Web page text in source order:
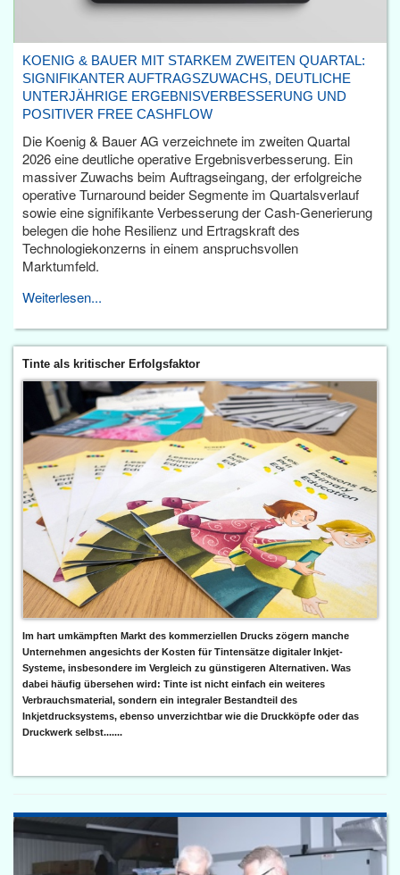
KOENIG & BAUER MIT STARKEM ZWEITEN QUARTAL:
SIGNIFIKANTER AUFTRAGSZUWACHS, DEUTLICHE
UNTERJÄHRIGE ERGEBNISVERBESSERUNG UND
POSITIVER FREE CASHFLOW
Die Koenig & Bauer AG verzeichnete im zweiten Quartal
2026 eine deutliche operative Ergebnisverbesserung. Ein
massiver Zuwachs beim Auftragseingang, der erfolgreiche
operative Turnaround beider Segmente im Quartalsverlauf
sowie eine signifikante Verbesserung der Cash-Generierung
belegen die hohe Resilienz und Ertragskraft des
Technologiekonzerns in einem anspruchsvollen
Marktumfeld.
Weiterlesen...
Tinte als kritischer Erfolgsfaktor
Im hart umkämpften Markt des kommerziellen Drucks zögern manche
Unternehmen angesichts der Kosten für Tintensätze digitaler Inkjet-
Systeme, insbesondere im Vergleich zu günstigeren Alternativen. Was
dabei häufig übersehen wird: Tinte ist nicht einfach ein weiteres
Verbrauchsmaterial, sondern ein integraler Bestandteil des
Inkjetdrucksystems, ebenso unverzichtbar wie die Druckköpfe oder das
Druckwerk selbst.......